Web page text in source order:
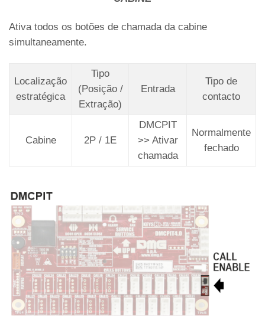
Ativa todos os botões de chamada da cabine
simultaneamente.
Localização
estratégica
Tipo
(Posição /
Extração)
Entrada
Tipo de
contacto
Cabine 2P / 1E
DMCPIT
>> Ativar
chamada
Normalmente
fechado